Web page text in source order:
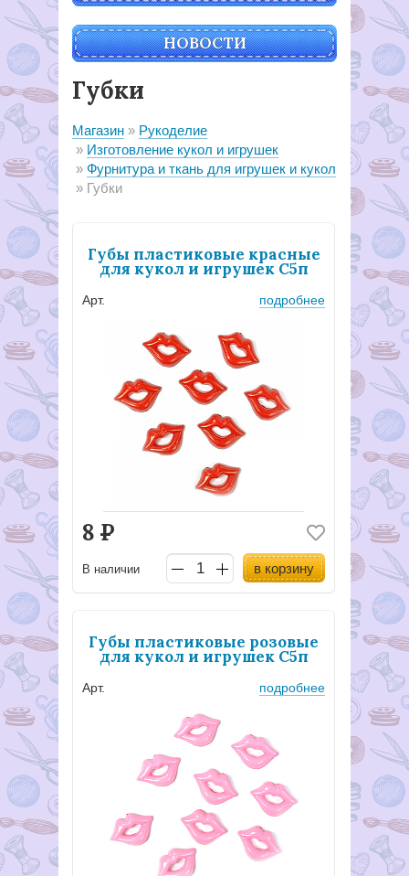
НОВОСТИ
Губки
Магазин
Рукоделие
Изготовление кукол и игрушек
Фурнитура и ткань для игрушек и кукол
Губки
Губы пластиковые красные
для кукол и игрушек С5п
Арт. подробнее
8 Р
В наличии в корзину
Губы пластиковые розовые
для кукол и игрушек С5п
Арт. подробнее